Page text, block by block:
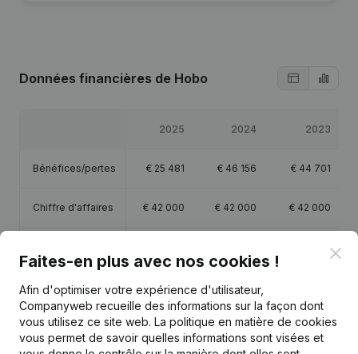
Données financières de Hobo
2025 2024 2023
Bénéfices/pertes € 25 481 € 46 156 € 44 701
Chiffre d'affaires € 42 000 € 42 000 € 42 000
2 326 357
Marge brute €36 877 €64 757
Faites-en plus avec nos cookies !
Afin d'optimiser votre expérience d'utilisateur,
Companyweb recueille des informations sur la façon dont
vous utilisez ce site web. La politique en matière de cookies
vous permet de savoir quelles informations sont visées et